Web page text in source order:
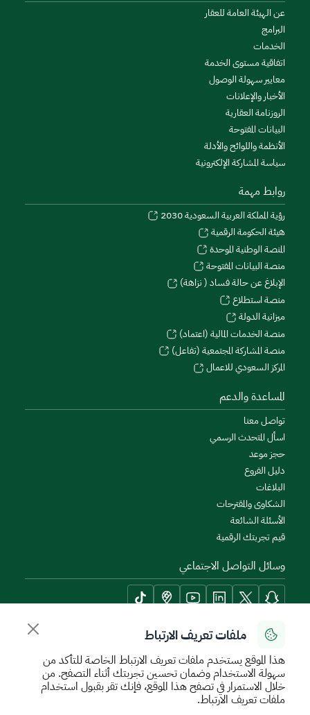
ملفات تعريف الارتباط
هذا الموقع يستخدم ملفات تعريف الارتباط الخاصة للتأكد من
سهولة الاستخدام وضمان تحسين تجربتك أثناء التصفح. من
خلال الاستمرار في تصفح هذا الموقع، فإنك تقر بقبول استخدام
ملفات تعريف الارتباط.
عن الهيئة العامة للعقار
البرامج
الخدمات
اتفاقية مستوى الخدمة
معايير سهولة الوصول
الأخبار والإعلانات
الروزنامة العقارية
البيانات المفتوحة
الأنظمة واللوائح والأدلة
سياسة المشاركة الإلكترونية
روابط مهمة
رؤية المملكة العربية السعودية 2030
هيئة الحكومة الرقمية
المنصة الوطنية الموحدة
منصة البيانات المفتوحة
الإبلاغ عن حالة فساد ( نزاهة)
منصة استطلاع
ميزانية الدولة
منصة الخدمات المالية (اعتماد)
منصة المشاركة المجتمعية (تفاعل)
المركز السعودي للاعمال
المساعدة والدعم
تواصل معنا
اسأل المتحدث الرسمي
حجز موعد
دليل الفروع
البلاغات
الشكاوى والمقترحات
الأسئلة الشائعة
قيم تجربتك الرقمية
وسائل التواصل الاجتماعي
أدوات الإتاحة وامكانية الوصول